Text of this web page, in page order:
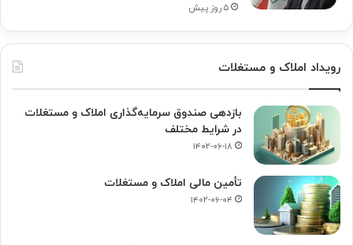
۵ روز پیش
رویداد املاک و مستغلات
بازدهی صندوق سرمایه‌گذاری املاک و مستغلات
در شرایط مختلف
۱۴۰۲-۰۶-۱۸
تأمین مالی املاک و مستغلات
۱۴۰۲-۰۶-۰۴